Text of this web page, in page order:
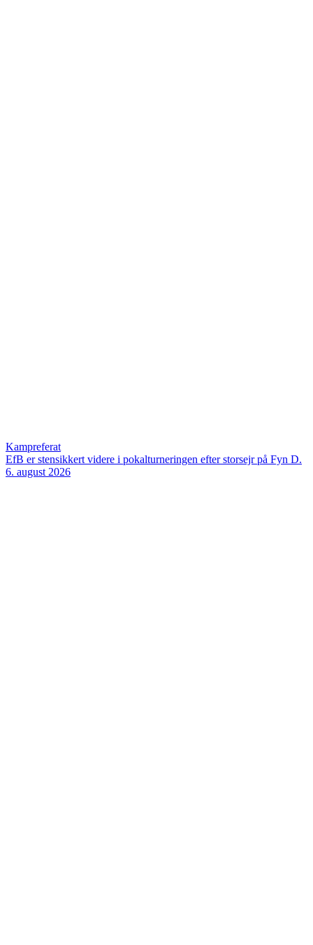
Kampreferat
EfB er stensikkert videre i pokalturneringen efter storsejr på Fyn D.
6. august 2026